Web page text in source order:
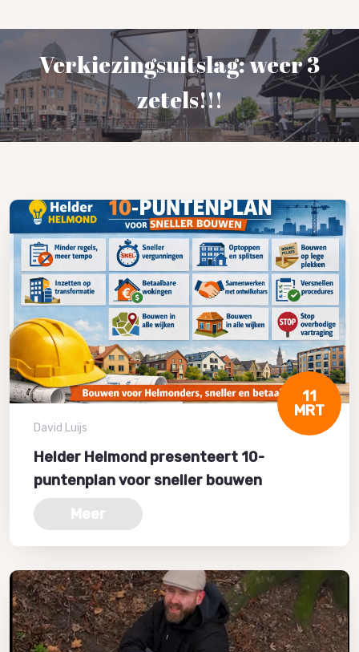
Verkiezingsuitslag: weer 3
zetels!!!
11
MRT
David Luijs
Helder Helmond presenteert 10-
puntenplan voor sneller bouwen
Meer